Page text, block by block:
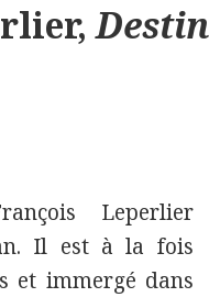
Leperlier
Il est à la fois
et immergé dans